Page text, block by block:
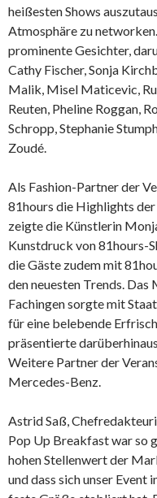
heißesten Shows
Atmosphäre zu
prominente Gesichter,
Cathy Fischer, Sonja
Malik, Misel Maticevic,
Reuten, Pheline Roggan,
Schropp, Stephanie
Zoudé.
Als Fashion-Partner der
81hours die Highlights
zeigte die Künstlerin
Kunstdruck von 81hours-
die Gäste zudem mit
den neuesten Trends.
Fachingen sorgte mit
für eine belebende
präsentierte
Weitere Partner der
Mercedes-Benz.
Astrid Saß,
Pop Up Breakfast war so
hohen Stellenwert der
und dass sich unser Event